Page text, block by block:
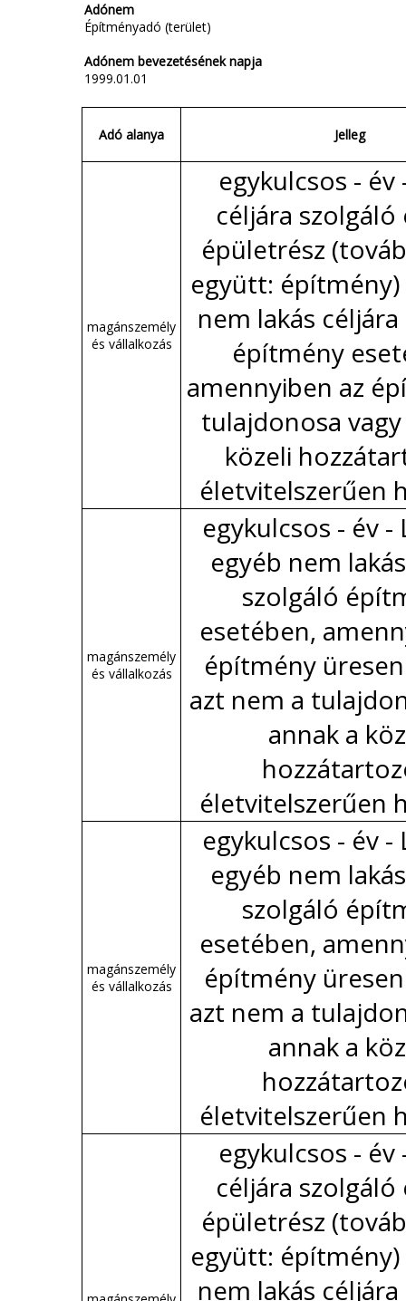
Adónem
Építményadó (terület)
Adónem bevezetésének napja
1999.01.01
Adó alanya Jelleg
magánszemély
és vállalkozás
egykulcsos - év
céljára
épületrész
együtt: építmény)
nem lakás
építmény
amennyiben az
tulajdonosa
közeli
életvitelszerűen
magánszemély
és vállalkozás
egykulcsos - év -
egyéb nem
szolgáló
esetében,
építmény
azt nem a
annak a
életvitelszerűen
magánszemély
és vállalkozás
egykulcsos - év -
egyéb nem
szolgáló
esetében,
építmény
azt nem a
annak a
életvitelszerűen
egykulcsos - év
céljára
épületrész
együtt: építmény)
nem lakás